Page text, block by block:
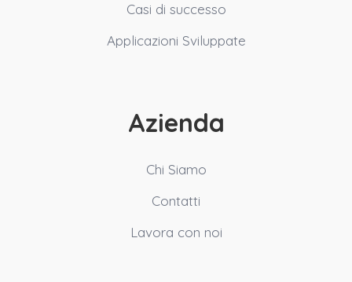
Casi di successo
Applicazioni Sviluppate
Azienda
Chi Siamo
Contatti
Lavora con noi